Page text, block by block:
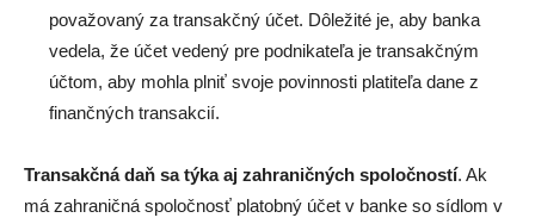
považovaný za transakčný účet. Dôležité je, aby banka
vedela, že účet vedený pre podnikateľa je transakčným
účtom, aby mohla plniť svoje povinnosti platiteľa dane z
finančných transakcií.
Transakčná daň sa týka aj zahraničných spoločností. Ak
má zahraničná spoločnosť platobný účet v banke so sídlom v